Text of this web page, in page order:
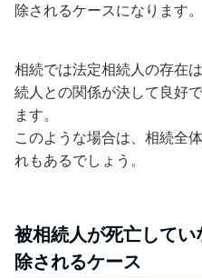
除されるケースになります。
相続では法定相続人の存在
続人との関係が決して良好
ます。
このような場合は、相続全
れもあるでしょう。
被相続人が死亡して
除されるケース